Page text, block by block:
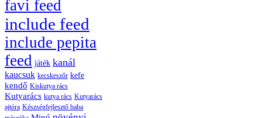
favi feed
include feed
include pepita
feed játék kanál
kaucsuk kecskeszőr kefe
kendő Kiskutya rács
Kutyarács kutya rács Kutyarács
ajtóra Készségfejlesztő baba